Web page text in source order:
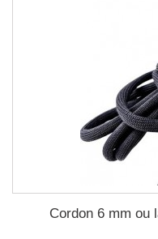
Cordon 6 mm ou